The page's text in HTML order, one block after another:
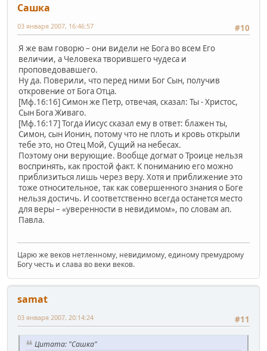
Сашка
#10
03 января 2007, 16:46:57
Я же вам говорю – они видели не Бога во всем Его
величии, а Человека творившего чудеса и
проповедовавшего.
Ну да. Поверили, что перед ними Бог Сын, получив
откровение от Бога Отца.
[Мф.16:16] Симон же Петр, отвечая, сказал: Ты - Христос,
Сын Бога Живаго.
[Мф.16:17] Тогда Иисус сказал ему в ответ: блажен ты,
Симон, сын Ионин, потому что не плоть и кровь открыли
тебе это, но Отец Мой, Сущий на небесах.
Поэтому они верующие. Вообще догмат о Троице нельзя
воспринять, как простой факт. К пониманию его можно
приблизиться лишь через веру. Хотя и приближение это
тоже относительное, так как совершенного знания о Боге
нельзя достичь. И соответственно всегда останется место
для веры – «уверенности в невидимом», по словам ап.
Павла.
Царю же веков нетленному, невидимому, единому премудрому
Богу честь и слава во веки веков.
samat
#11
03 января 2007, 20:14:24
Цитата: "Сашка"